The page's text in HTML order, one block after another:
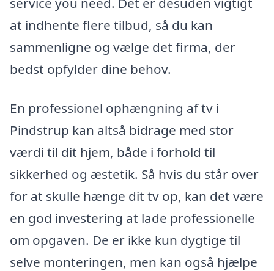
at indhente flere tilbud, så du kan
sammenligne og vælge det firma, der
bedst opfylder dine behov.
En professionel ophængning af tv i
Pindstrup kan altså bidrage med stor
værdi til dit hjem, både i forhold til
sikkerhed og æstetik. Så hvis du står over
for at skulle hænge dit tv op, kan det være
en god investering at lade professionelle
om opgaven. De er ikke kun dygtige til
selve monteringen, men kan også hjælpe